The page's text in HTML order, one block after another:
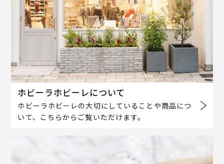
ホビーラホビーレについて
ホビーラホビーレの大切にしていることや商品につ
いて、こちらからご覧いただけます。